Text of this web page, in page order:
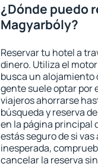
¿Dónde puedo
Magyarbóly?
Reservar tu hotel a
dinero. Utiliza el
busca un alojamiento
gente suele optar por
viajeros ahorrarse
búsqueda y reserva
en la página principal
estás seguro de si
inesperada,
cancelar la reserva